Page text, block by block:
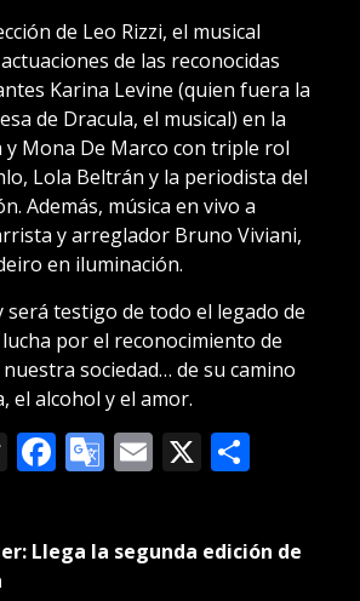
de Leo Rizzi, el musical
de las reconocidas
Karina Levine (quien fuera la
de Dracula, el musical) en la
y Mona De Marco con triple rol
Lola Beltrán y la periodista del
Además, música en vivo a
y arreglador Bruno Viviani,
en iluminación.
será testigo de todo el legado de
por el reconocimiento de
sociedad… de su camino
el alcohol y el amor.
Threads
Facebook
Google
Email
X
Llega la segunda edición de